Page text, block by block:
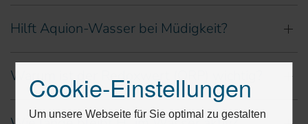
Hilft Aquion-Wasser bei Müdigkeit?
Warum ist der Redoxwert (ORP) wichtig?
Drücken
Sie
Tab,
Cookie-Einstellungen
Um unsere Webseite für Sie optimal zu gestalten